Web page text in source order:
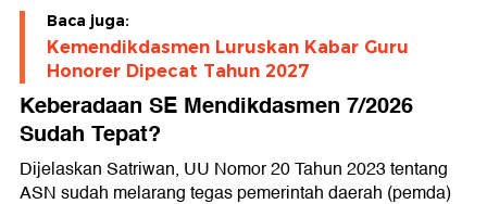
Baca juga:
Kemendikdasmen Luruskan Kabar Guru
Honorer Dipecat Tahun 2027
Keberadaan SE Mendikdasmen 7/2026
Sudah Tepat?
Dijelaskan Satriwan, UU Nomor 20 Tahun 2023 tentang
ASN sudah melarang tegas pemerintah daerah (pemda)